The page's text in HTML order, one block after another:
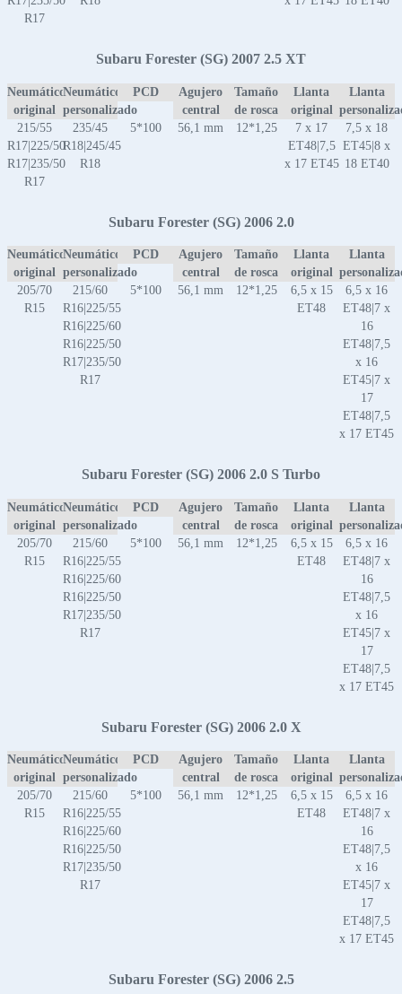
R17
Subaru Forester (SG) 2007 2.5 XT
Neumático
original
Neumático
personalizado
PCD
Agujero
central
Tamaño
de rosca
Llanta
original
Llanta
215/55
R17|225/50
R17|235/50
R17
235/45
R18|245/45
R18
5*100 56,1 mm 12*1,25
7 x 17
ET48|7,5
x 17 ET45
7,5 x 18
ET45|8 x
18 ET40
Subaru Forester (SG) 2006 2.0
Neumático
original
Neumático
personalizado
PCD
Agujero
central
Tamaño
de rosca
Llanta
original
Llanta
205/70
R15
215/60
R16|225/55
R16|225/60
R16|225/50
R17|235/50
R17
5*100 56,1 mm 12*1,25
6,5 x 15
ET48
6,5 x 16
ET48|7 x
16
ET48|7,5
x 16
ET45|7 x
17
ET48|7,5
x 17 ET45
Subaru Forester (SG) 2006 2.0 S Turbo
Neumático
original
Neumático
personalizado
PCD
Agujero
central
Tamaño
de rosca
Llanta
original
Llanta
205/70
R15
215/60
R16|225/55
R16|225/60
R16|225/50
R17|235/50
R17
5*100 56,1 mm 12*1,25
6,5 x 15
ET48
6,5 x 16
ET48|7 x
16
ET48|7,5
x 16
ET45|7 x
17
ET48|7,5
x 17 ET45
Subaru Forester (SG) 2006 2.0 X
Neumático
original
Neumático
personalizado
PCD
Agujero
central
Tamaño
de rosca
Llanta
original
Llanta
205/70
R15
215/60
R16|225/55
R16|225/60
R16|225/50
R17|235/50
R17
5*100 56,1 mm 12*1,25
6,5 x 15
ET48
6,5 x 16
ET48|7 x
16
ET48|7,5
x 16
ET45|7 x
17
ET48|7,5
x 17 ET45
Subaru Forester (SG) 2006 2.5